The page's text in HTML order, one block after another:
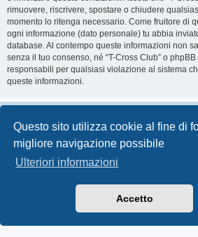
Questo sito utilizza cookie al fine di
migliore navigazione possibile
Ulteriori informazioni
Accetto
rimuovere, riscrivere, spostare o chiudere
momento lo ritenga necessario. Come fruitore di
ogni informazione (dato personale) tu abbia
database. Al contempo queste informazioni non
senza il tuo consenso, né “T-Cross Club” o
responsabili per qualsiasi violazione al sistema
queste informazioni.
Creato da
® Forum Software ©
Traduzione Italiana